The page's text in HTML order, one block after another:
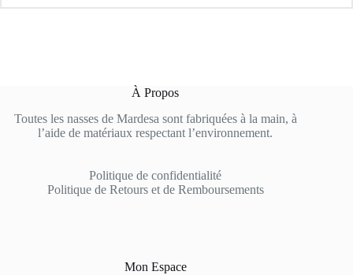
À Propos
Toutes les nasses de Mardesa sont fabriquées à la main, à
l’aide de matériaux respectant l’environnement.
Politique de confidentialité
Politique de Retours et de Remboursements
Mon Espace